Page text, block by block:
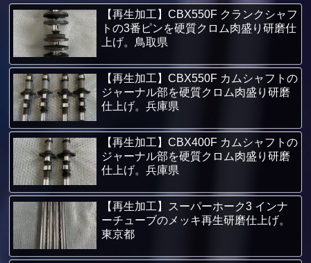
【再生加工】CBX550F クランクシャフ
トの3番ピンを硬質クロム肉盛り研磨仕
上げ。鳥取県
【再生加工】CBX550F カムシャフトの
ジャーナル部を硬質クロム肉盛り研磨
仕上げ。兵庫県
【再生加工】CBX400F カムシャフトの
ジャーナル部を硬質クロム肉盛り研磨
仕上げ。兵庫県
【再生加工】スーパーホーク3 インナ
ーチューブのメッキ再生研磨仕上げ。
東京都